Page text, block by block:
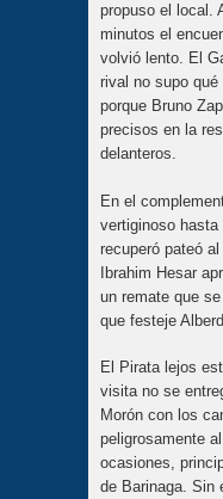
propuso el local.
minutos el
volvió lento. El
rival no supo
porque Bruno
precisos en la
delanteros.
En el
vertiginoso
recuperó pateó
Ibrahim Hesar
un remate que
que festeje
El Pirata lejos
visita no se
Morón con los
peligrosamente
ocasiones,
de Barinaga. Sin